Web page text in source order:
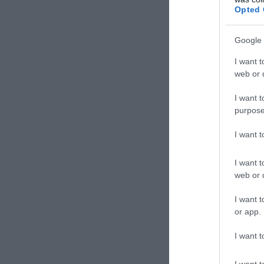
Opted
Google
I want
web or
I want
I want
I want
web or
I want
or app.
I want
TAGS: